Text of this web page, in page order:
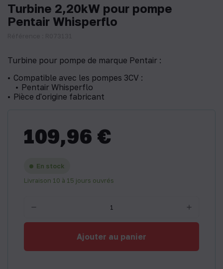
Turbine 2,20kW pour pompe
Pentair Whisperflo
Turbine pour pompe de marque Pentair :
Compatible avec les pompes 3CV :
Pentair Whisperflo
Pièce d'origine fabricant
109,96 €
En stock
Livraison 10 à 15 jours ouvrés
Ajouter au panier